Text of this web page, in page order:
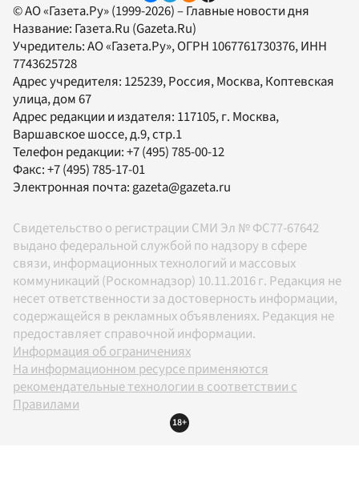
© АО «Газета.Ру» (1999-2026) – Главные новости дня
Название: Газета.Ru (Gazeta.Ru)
Учредитель:АО «Газета.Ру», ОГРН 1067761730376, ИНН
7743625728
Адрес учредителя: 125239, Россия, Москва, Коптевская
улица, дом 67
Адрес редакции и издателя: 117105, г. Москва,
Варшавское шоссе, д.9, стр.1
Телефон редакции:+7 (495) 785-00-12
Факс:+7 (495) 785-17-01
Электронная почта:gazeta@gazeta.ru
Свидетельство о регистрации СМИ Эл № ФС77-67642
выдано федеральной службой по надзору в сфере
связи, информационных технологий и массовых
коммуникаций (Роскомнадзор) 10.11.2016 г. Редакция не
несет ответственности за достоверность информации,
содержащейся в рекламных объявлениях. Редакция не
предоставляет справочной информации.
Информация об ограничениях
На информационном ресурсе применяются
рекомендательные технологии в соответствии с
Правилами
18+